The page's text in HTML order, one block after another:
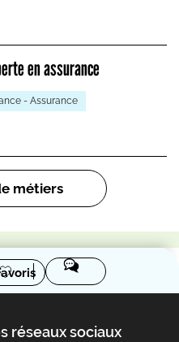
en assurance
- Assurance
métiers
réseaux sociaux